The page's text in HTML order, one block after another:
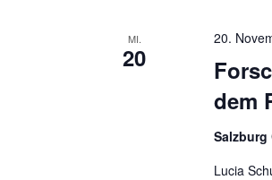
MI.
20
dem
20.
Lucia